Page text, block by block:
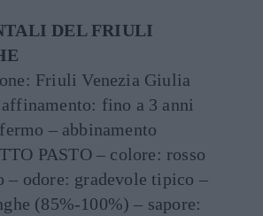
DEL FRIULI
Friuli Venezia Giulia
fino a 3 anni
– abbinamento
PASTO – colore: rosso
– odore: gradevole tipico –
(85%-100%) – sapore: